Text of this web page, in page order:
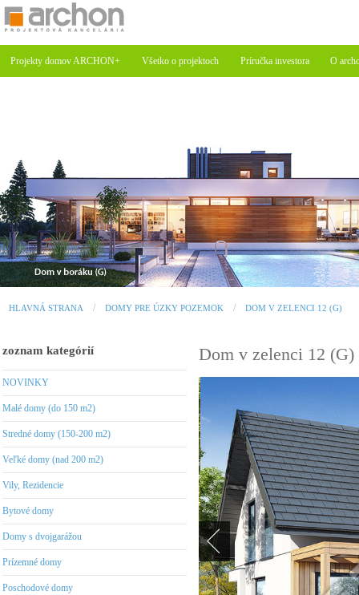
Projekty domov ARCHON+ Všetko o projektoch Príručka investora O
HLAVNÁ STRANA DOMY PRE ÚZKY POZEMOK DOM V ZELENCI 12 (G)
zoznam kategórií
NOVINKY
Malé domy (do 150 m2)
Stredné domy (150-200 m2)
Veľké domy (nad 200 m2)
Vily, Rezidencie
Bytové domy
Domy s dvojgarážou
Prízemné domy
Poschodové domy
Dom v zelenci 12